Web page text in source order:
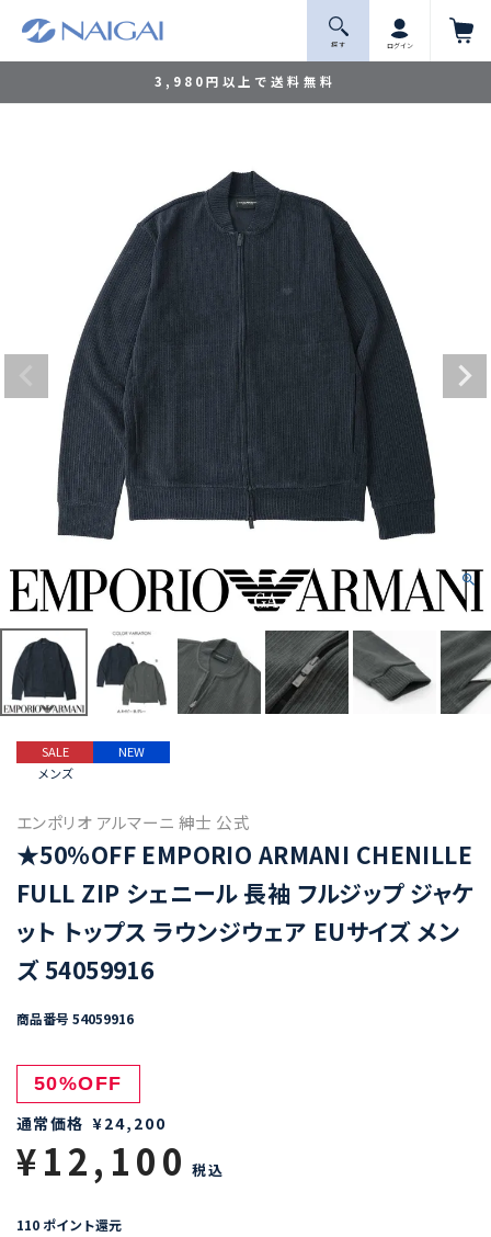
3,980円以上で送料無料
探 す ログイン
SALE
NEW
メンズ
エンポリオ アルマーニ 紳士 公式
★50%OFF EMPORIO ARMANI CHENILLE
FULL ZIP シェニール 長袖 フルジップ ジャケ
ット トップス ラウンジウェア EUサイズ メン
ズ 54059916
商品番号 54059916
50%OFF
通常価格 ¥24,200
¥12,100 税込
110 ポイント還元